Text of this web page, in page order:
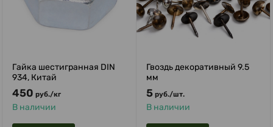
Гайка шестигранная DIN
934, Китай
450 руб./кг
В наличии
Гвоздь декоративный 9.5
мм
5 руб./шт.
В наличии